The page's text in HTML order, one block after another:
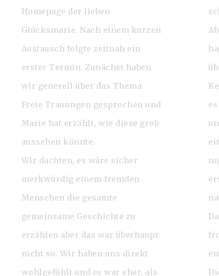
Homepage der lieben
Glücksmarie. Nach einem kurzen
Austausch folgte zeitnah ein
erster Termin. Zunächst haben
wir generell über das Thema
Freie Trauungen gesprochen und
Marie hat erzählt, wie diese grob
aussehen könnte.
Wir dachten, es wäre sicher
merkwürdig einem fremden
Menschen die gesamte
gemeinsame Geschichte zu
erzählen aber das war überhaupt
nicht so. Wir haben uns direkt
wohlgefühlt und es war eher, als